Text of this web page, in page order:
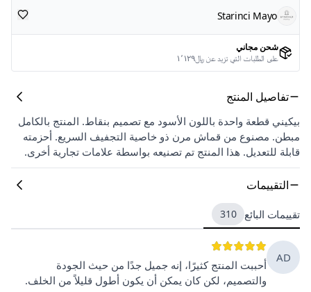
Starinci Mayo
شحن مجاني
على الطلبات التي تزيد عن ﷼١٬١٢٩
تفاصيل المنتج
بيكيني قطعة واحدة باللون الأسود مع تصميم بنقاط. المنتج بالكامل
مبطن. مصنوع من قماش مرن ذو خاصية التجفيف السريع. أحزمته
قابلة للتعديل. هذا المنتج تم تصنيعه بواسطة علامات تجارية أخرى.
التقييمات
تقييمات البائع 310
AD
أحببت المنتج كثيرًا، إنه جميل جدًا من حيث الجودة
والتصميم، لكن كان يمكن أن يكون أطول قليلاً من الخلف.